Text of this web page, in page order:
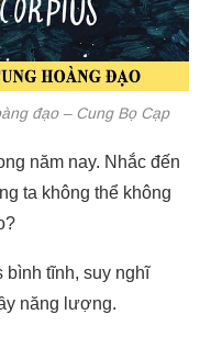
đạo – Cung Bọ Cạp
năm nay. Nhắc đến
ta không thể không
bình tĩnh, suy nghĩ
năng lượng.